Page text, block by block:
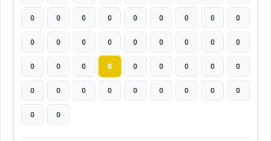
0 0 0 0 0 0 0 0 0
0 0 0 0 0 0 0 0 0
0 0 0 0 0 0 0 0 0
0 0 0 0 0 0 0 0 0
0 0